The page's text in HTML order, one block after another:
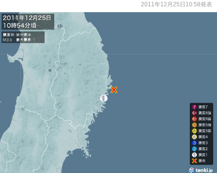
2011年12月25日10:58発表